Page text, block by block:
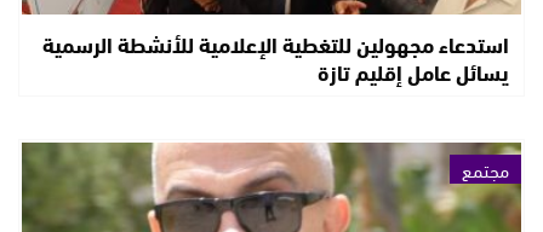
استدعاء مجهولين للتغطية الإعلامية للأنشطة الرسمية
يسائل عامل إقليم تازة
مجتمع